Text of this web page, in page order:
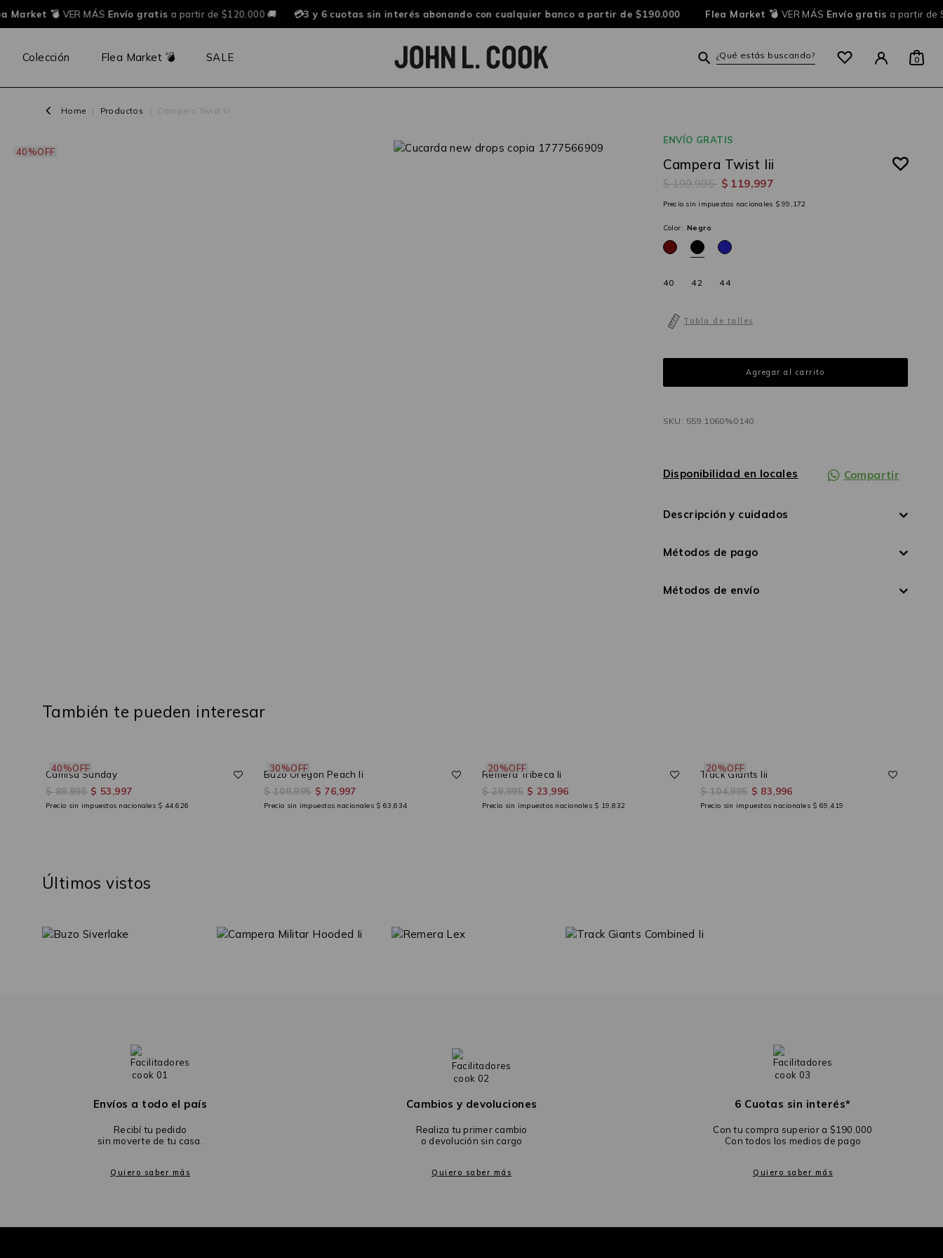
Market 💣VER MÁSEnvío gratisa partir de $120.000 🚚 💳3 y 6 cuotas sin interés abonando con cualquier banco a partir de $190.000 Flea Market 💣VER MÁSEnvío gratisa partir de
Colección Flea Market 💣 SALE ¿Qué estás buscando? 0
Home | Productos | Campera Twist Iii
40%OFF
ENVÍO GRATIS
Campera Twist Iii
$ 199,995 $ 119,997
Precio sin impuestos nacionales $ 99,172
Color: Negro
40 42 44
Tabla de talles
SKU: 559.1060%0140
Disponibilidad en locales Compartir
Descripción y cuidados
Métodos de pago
Métodos de envío
También te pueden interesar
40%OFF
Camisa Sunday
$ 89,995 $ 53,997
Precio sin impuestos nacionales $ 44,626
30%OFF
Buzo Oregon Peach Ii
$ 109,995 $ 76,997
Precio sin impuestos nacionales $ 63,634
20%OFF
Remera Tribeca Ii
$ 29,995 $ 23,996
Precio sin impuestos nacionales $ 19,832
20%OFF
Track Giants Iii
$ 104,995 $ 83,996
Precio sin impuestos nacionales $ 69,419
Últimos vistos
Envíos a todo el país
Recibí tu pedido
sin moverte de tu casa.
Quiero saber más
Cambios y devoluciones
Realiza tu primer cambio
o devolución sin cargo
Quiero saber más
6 Cuotas sin interés*
Con tu compra superior a $190.000
Con todos los medios de pago
Quiero saber más